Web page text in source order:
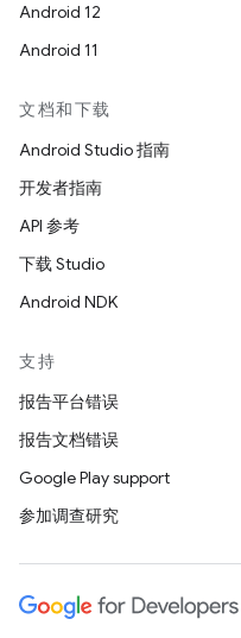
Android 12
Android 11
文档和下载
Android Studio 指南
开发者指南
API 参考
下载 Studio
Android NDK
支持
报告平台错误
报告文档错误
Google Play support
参加调查研究